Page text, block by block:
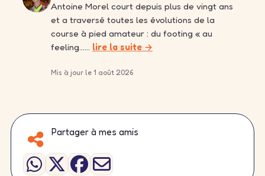
Antoine Morel court depuis plus de vingt ans
et a traversé toutes les évolutions de la
course à pied amateur : du footing « au
feeling…… lire la suite →
Mis à jour le 1 août 2026
Partager à mes amis